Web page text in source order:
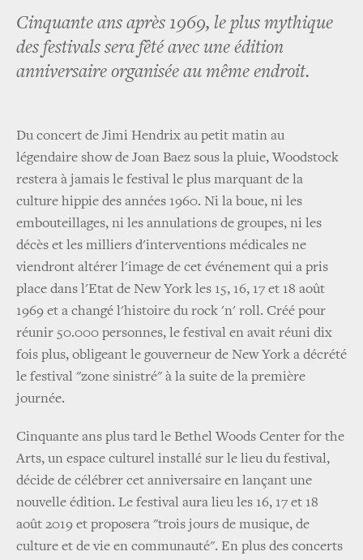
Cinquante ans après 1969, le plus mythique
des festivals sera fêté avec une édition
anniversaire organisée au même endroit.
Du concert de Jimi Hendrix au petit matin au
légendaire show de Joan Baez sous la pluie, Woodstock
restera à jamais le festival le plus marquant de la
culture hippie des années 1960. Ni la boue, ni les
embouteillages, ni les annulations de groupes, ni les
décès et les milliers d'interventions médicales ne
viendront altérer l'image de cet événement qui a pris
place dans l'Etat de New York les 15, 16, 17 et 18 août
1969 et a changé l'histoire du rock 'n' roll. Créé pour
réunir 50.000 personnes, le festival en avait réuni dix
fois plus, obligeant le gouverneur de New York a décrété
le festival "zone sinistré" à la suite de la première
journée.
Cinquante ans plus tard le Bethel Woods Center for the
Arts, un espace culturel installé sur le lieu du festival,
décide de célébrer cet anniversaire en lançant une
nouvelle édition. Le festival aura lieu les 16, 17 et 18
août 2019 et proposera "trois jours de musique, de
culture et de vie en communauté". En plus des concerts